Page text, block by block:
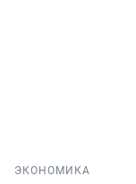
ЭКОНОМИКА